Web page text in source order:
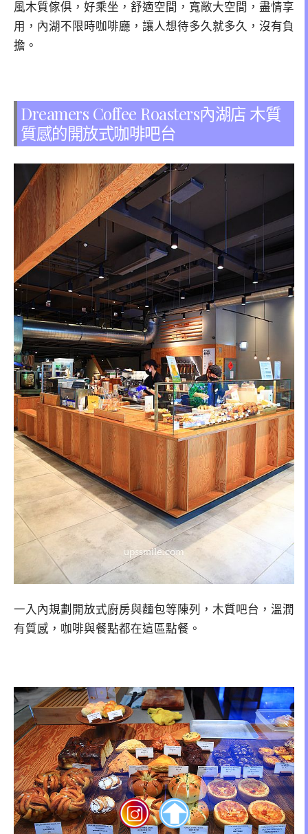
風木質傢俱，好乘坐，舒適空間，寬敞大空間，盡情享
用，內湖不限時咖啡廳，讓人想待多久就多久，沒有負
擔。
Dreamers Coffee Roasters內湖店 木質
質感的開放式咖啡吧台
一入內規劃開放式廚房與麵包等陳列，木質吧台，溫潤
有質感，咖啡與餐點都在這區點餐。